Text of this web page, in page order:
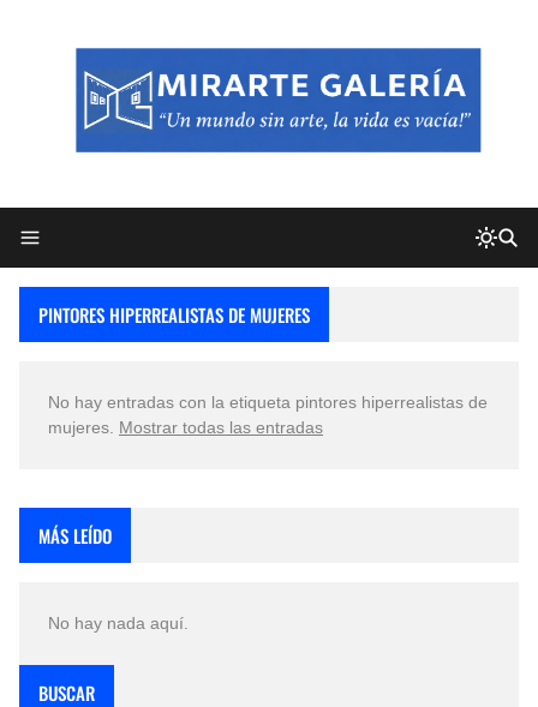
PINTORES HIPERREALISTAS DE MUJERES
No hay entradas con la etiqueta pintores hiperrealistas de
mujeres Mostrar todas las entradas
MÁS LEÍDO
No hay nada aquí.
BUSCAR